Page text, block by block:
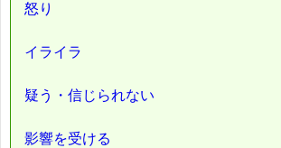
怒り
イライラ
疑う・信じられない
影響を受ける